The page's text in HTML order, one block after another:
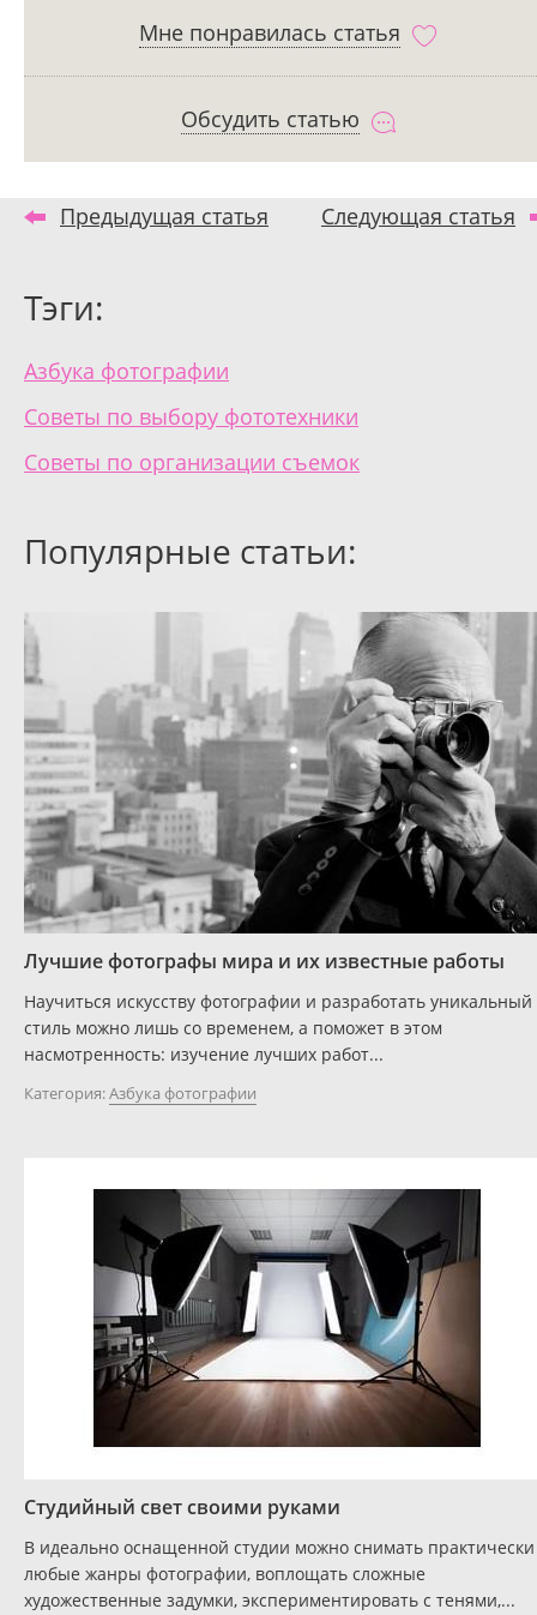
Мне понравилась статья
Обсудить статью
Предыдущая статья Следующая статья
Тэги:
Азбука фотографии
Советы по выбору фототехники
Советы по организации съемок
Популярные статьи:
Лучшие фотографы мира и их известные работы
Научиться искусству фотографии и разработать уникальный
стиль можно лишь со временем, а поможет в этом
насмотренность: изучение лучших работ...
Категория:Азбука фотографии
Студийный свет своими руками
В идеально оснащенной студии можно снимать практически
любые жанры фотографии, воплощать сложные
художественные задумки, экспериментировать с тенями,...